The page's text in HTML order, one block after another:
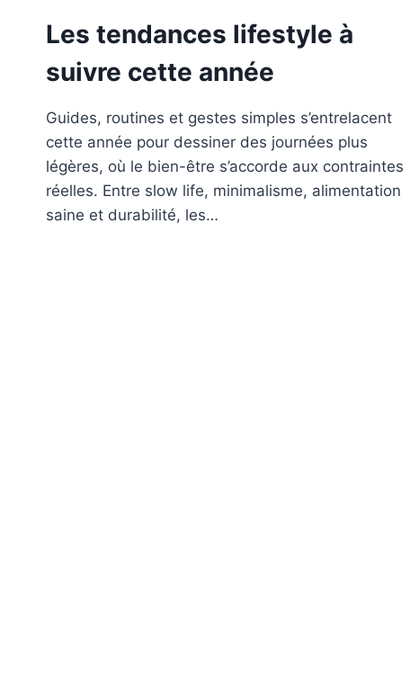
Les tendances lifestyle à
suivre cette année
Guides, routines et gestes simples s’entrelacent
cette année pour dessiner des journées plus
légères, où le bien-être s’accorde aux contraintes
réelles. Entre slow life, minimalisme, alimentation
saine et durabilité, les…